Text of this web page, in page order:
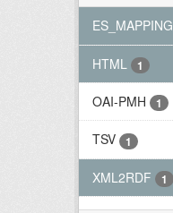
ES_MAPPING
HTML 1
OAI-PMH 1
TSV 1
XML2RDF 1